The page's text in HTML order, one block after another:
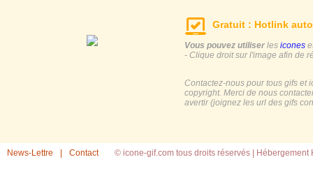
Gratuit : Hotlink
Vous pouvez utiliser les icones
- Clique droit sur l'image afin de
Contactez-nous pour tous gifs et
copyright. Merci de nous
avertir (joignez les url des gifs
News-Lettre Contact © icone-gif.com tous droits réservés | Hébergement